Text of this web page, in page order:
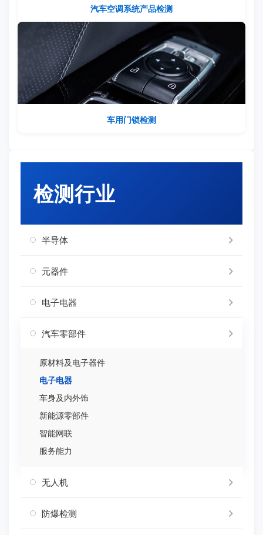
汽车空调系统产品检测
车用门锁检测
检测行业
半导体
元器件
电子电器
汽车零部件
原材料及电子器件
电子电器
车身及内外饰
新能源零部件
智能网联
服务能力
无人机
防爆检测